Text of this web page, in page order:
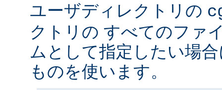
ユーザディレクトリの
クトリの すべてのファ
ムとして指定したい場
ものを使います。